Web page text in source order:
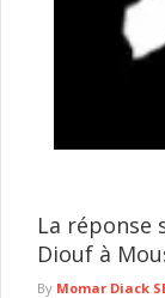
cours d'une
La réponse
Diouf à
By Momar Diack